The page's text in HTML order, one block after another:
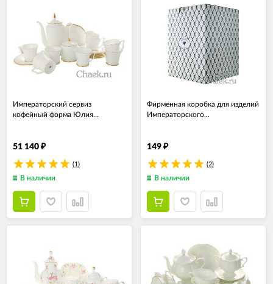
Императорский сервиз
кофейный форма Юлия...
51 140 ₽
(1)
В наличии
Фирменная коробка для изделий
Императорского...
149₽
(2)
В наличии